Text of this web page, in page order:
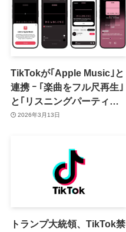
TikTokが｢Apple Music｣と
連携 ｰ ｢楽曲をフル尺再生｣
と｢リスニングパーティー｣
の2つの機能を提供へ
2026年3月13日
トランプ大統領、TikTok禁